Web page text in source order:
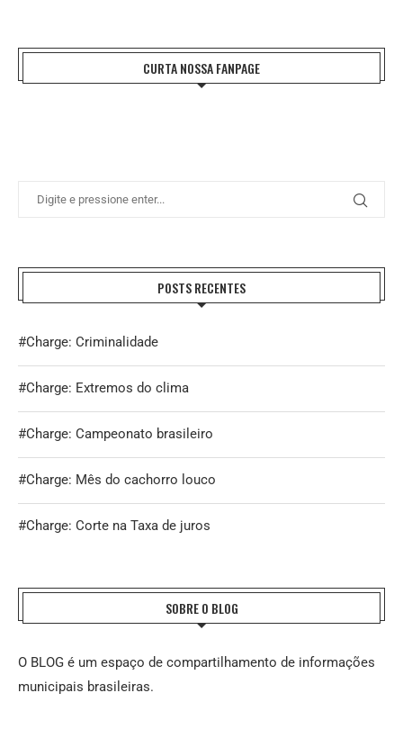
CURTA NOSSA FANPAGE
POSTS RECENTES
#Charge: Criminalidade
#Charge: Extremos do clima
#Charge: Campeonato brasileiro
#Charge: Mês do cachorro louco
#Charge: Corte na Taxa de juros
SOBRE O BLOG
O BLOG é um espaço de compartilhamento de informações
municipais brasileiras.